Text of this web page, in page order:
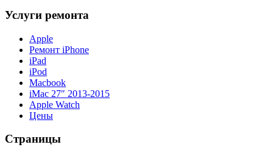
Услуги ремонта
Apple
Ремонт iPhone
iPad
iPod
Macbook
iMac 27″ 2013-2015
Apple Watch
Цены
Страницы